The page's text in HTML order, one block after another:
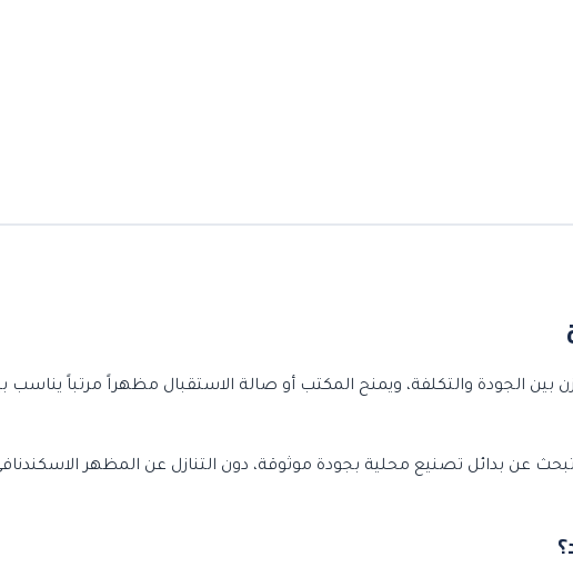
بين الجودة والتكلفة، ويمنح المكتب أو صالة الاستقبال مظهراً مرتباً
تبحث عن بدائل تصنيع محلية بجودة موثوقة، دون التنازل عن المظهر